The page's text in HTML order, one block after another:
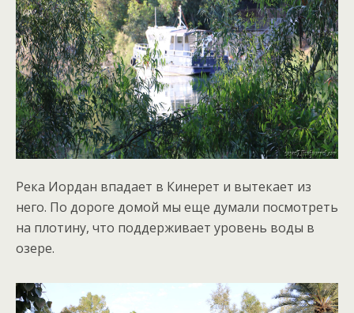
Река Иордан впадает в Кинерет и вытекает из
него. По дороге домой мы еще думали посмотреть
на плотину, что поддерживает уровень воды в
озере.